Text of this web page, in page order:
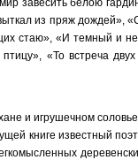
завесить белою
из пряж дождей»,
стаю», «И темный и
«То встреча
и игрушечном
книге известный